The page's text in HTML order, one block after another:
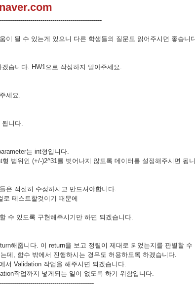
이 될 수 있는게 있으니 다른 학생들의 질문도 읽어주시면 좋습니
습니다. HW1으로 작성하지 말아주세요.
세요.
됩니다.
는 int형입니다.
범위인 (+/-)2^31를 벗어나지 않도록 데이터를 설정해주시면 됩
은 적절히 수정하시고 만드셔야합니다.
로 테스트할것이기 때문에
수 있도록 구현해주시기만 하면 되겠습니다.
해줍니다. 이 return을 보고 정렬이 제대로 되었는지를 판별할 수
데, 함수 밖에서 진행하시는 경우도 허용하도록 하겠습니다.
서 Validation 작업을 해주시면 되겠습니다.
작업까지 넣게되는 일이 없도록 하기 위함입니다.